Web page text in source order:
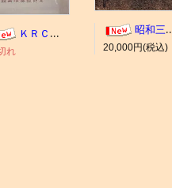
ＫＲＣ ＡＬＢＵＭ（京都競馬場写真帖）
れ
昭和三年十一月 御大典記念
20,000円(税込)